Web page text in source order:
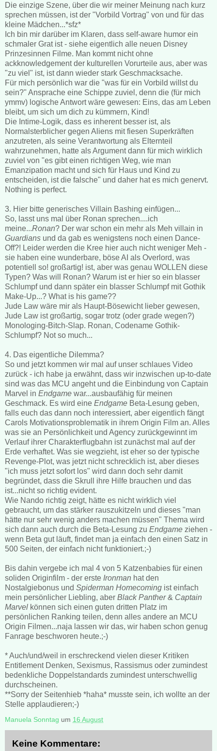
Die einzige Szene, über die wir meiner Meinung nach kurz
sprechen müssen, ist der "Vorbild Vortrag" von und für das
kleine Mädchen...*sfz*
Ich bin mir darüber im Klaren, dass self-aware humor ein
schmaler Grat ist - siehe eigentlich alle neuen Disney
Prinzesinnen Filme. Man kommt nicht ohne
ackknowledgement der kulturellen Vorurteile aus, aber was
"zu viel" ist, ist dann wieder stark Geschmacksache.
Für mich persönlich war die "was für ein Vorbild willst du
sein?" Ansprache eine Schippe zuviel, denn die (für mich
ymmv) logische Antwort wäre gewesen: Eins, das am Leben
bleibt, um sich um dich zu kümmern, Kind!
Die Intime-Logik, dass es inherent besser ist, als
Normalsterblicher gegen Aliens mit fiesen Superkräften
anzutreten, als seine Verantwortung als Elternteil
wahrzunehmen, hatte als Argument dann für mich wirklich
zuviel von "es gibt einen richtigen Weg, wie man
Emanzipation macht und sich für Haus und Kind zu
entscheiden, ist die falsche" und daher hat es mich genervt.
Nothing is perfect.
3. Hier bitte generisches Villain Bashing einfügen...
So, lasst uns mal über Ronan sprechen....ich
meine...Ronan? Der war schon ein mehr als Meh villain in
Guardians und da gab es wenigstens noch einen Dance-
Off?! Leider werden die Kree hier auch nicht weniger Meh -
sie haben eine wunderbare, böse AI als Overlord, was
potentiell so! großartig! ist, aber was genau WOLLEN diese
Typen? Was will Ronan? Warum ist er hier so ein blasser
Schlumpf und dann später ein blasser Schlumpf mit Gothik
Make-Up...? What is his game??
Jude Law wäre mir als Haupt-Bösewicht lieber gewesen,
Jude Law ist großartig, sogar trotz (oder grade wegen?)
Monologing-Bitch-Slap. Ronan, Codename Gothik-
Schlumpf? Not so much...
4. Das eigentliche Dilemma?
So und jetzt kommen wir mal auf unser schlaues Video
zurück - ich habe ja erwähnt, dass wir inzwischen up-to-date
sind was das MCU angeht und die Einbindung von Captain
Marvel in Endgame war...ausbaufähig für meinen
Geschmack. Es wird eine Endgame Beta-Lesung geben,
falls euch das dann noch interessiert, aber eigentlich fängt
Carols Motivationsproblematik in ihrem Origin Film an. Alles
was sie an Persönlichkeit und Agency zurückgewinnt im
Verlauf ihrer Charakterflugbahn ist zunächst mal auf der
Erde verhaftet. Was sie wegzieht, ist eher so der typische
Revenge-Plot, was jetzt nicht schrecklich ist, aber dieses
"ich muss jetzt sofort los" wird dann doch sehr damit
begründet, dass die Skrull ihre Hilfe brauchen und das
ist...nicht so richtig evident.
Wie Nando richtig zeigt, hätte es nicht wirklich viel
gebraucht, um das stärker rauszukitzeln und dieses "man
hätte nur sehr wenig anders machen müssen" Thema wird
sich dann auch durch die Beta-Lesung zu Endgame ziehen -
wenn Beta gut läuft, findet man ja einfach den einen Satz in
500 Seiten, der einfach nicht funktioniert.;-)
Bis dahin vergebe ich mal 4 von 5 Katzenbabies für einen
soliden Originfilm - der erste Ironman hat den
Nostalgiebonus und Spiderman Homecoming ist einfach
mein persönlicher Liebling, aber Black Panther& Captain
Marvel können sich einen guten dritten Platz im
persönlichen Ranking teilen, denn alles andere an MCU
Origin Filmen...naja lassen wir das, wir haben schon genug
Fanrage beschworen heute.;-)
* Auch/und/weil in erschreckend vielen dieser Kritiken
Entitlement Denken, Sexismus, Rassismus oder zumindest
bedenkliche Doppelstandards zumindest unterschwellig
durchscheinen.
**Sorry der Seitenhieb *haha* musste sein, ich wollte an der
Stelle applaudieren;-)
Manuela Sonntag um 16 August
Keine Kommentare: